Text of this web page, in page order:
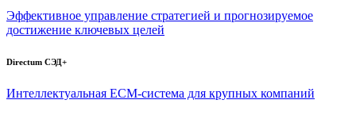
Эффективное управление стратегией и прогнозируемое
достижение ключевых целей
Directum СЭД+
Интеллектуальная ECM-система для крупных компаний